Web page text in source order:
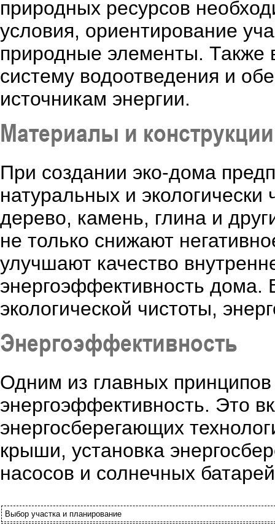
природных ресурсов
условия, ориентирование
природные элементы. Также
систему водоотведения и
источникам энергии.
Материалы и конструкции
При создании эко-дома
натуральных и
дерево, камень, глина и
не только снижают
улучшают качество
энергоэффективность
экологической чистоты,
Энергоэффективность
Одним из главных
энергоэффективность. Это
энергосберегающих
крыши, установка
насосов и солнечных
Выбор участка и планирование